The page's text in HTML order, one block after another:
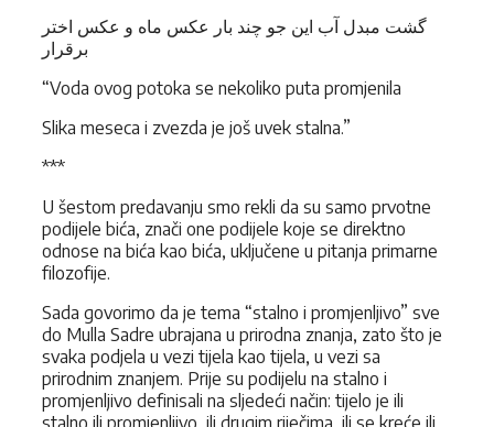
گشت مبدل آب این جو چند بار عکس ماه و عکس اختر
برقرار
“Voda ovog potoka se nekoliko puta promjenila
Slika meseca i zvezda je još uvek stalna.”
***
U šestom predavanju smo rekli da su samo prvotne
podijele bića, znači one podijele koje se direktno
odnose na bića kao bića, uključene u pitanja primarne
filozofije.
Sada govorimo da je tema “stalno i promjenljivo” sve
do Mulla Sadre ubrajana u prirodna znanja, zato što je
svaka podjela u vezi tijela kao tijela, u vezi sa
prirodnim znanjem. Prije su podijelu na stalno i
promjenljivo definisali na sljedeći način: tijelo je ili